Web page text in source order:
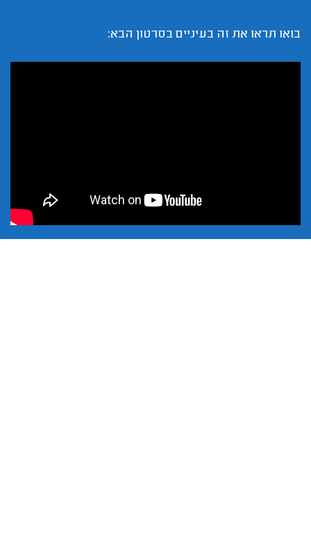
בואו תראו את זה בעיניים בסרטון הבא: